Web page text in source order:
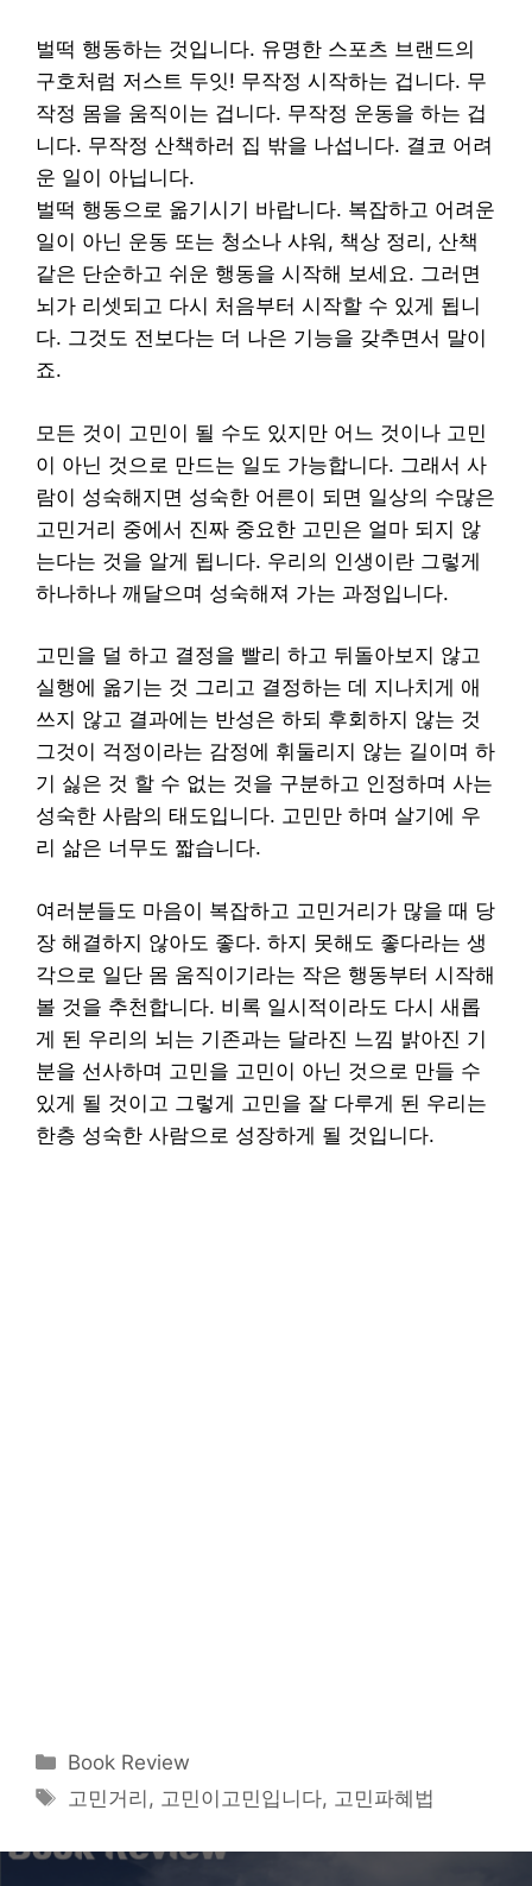
벌떡 행동하는 것입니다. 유명한 스포츠 브랜드의
구호처럼 저스트 두잇! 무작정 시작하는 겁니다. 무
작정 몸을 움직이는 겁니다. 무작정 운동을 하는 겁
니다. 무작정 산책하러 집 밖을 나섭니다. 결코 어려
운 일이 아닙니다.
벌떡 행동으로 옮기시기 바랍니다. 복잡하고 어려운
일이 아닌 운동 또는 청소나 샤워, 책상 정리, 산책
같은 단순하고 쉬운 행동을 시작해 보세요. 그러면
뇌가 리셋되고 다시 처음부터 시작할 수 있게 됩니
다. 그것도 전보다는 더 나은 기능을 갖추면서 말이
죠.
모든 것이 고민이 될 수도 있지만 어느 것이나 고민
이 아닌 것으로 만드는 일도 가능합니다. 그래서 사
람이 성숙해지면 성숙한 어른이 되면 일상의 수많은
고민거리 중에서 진짜 중요한 고민은 얼마 되지 않
는다는 것을 알게 됩니다. 우리의 인생이란 그렇게
하나하나 깨달으며 성숙해져 가는 과정입니다.
고민을 덜 하고 결정을 빨리 하고 뒤돌아보지 않고
실행에 옮기는 것 그리고 결정하는 데 지나치게 애
쓰지 않고 결과에는 반성은 하되 후회하지 않는 것
그것이 걱정이라는 감정에 휘둘리지 않는 길이며 하
기 싫은 것 할 수 없는 것을 구분하고 인정하며 사는
성숙한 사람의 태도입니다. 고민만 하며 살기에 우
리 삶은 너무도 짧습니다.
여러분들도 마음이 복잡하고 고민거리가 많을 때 당
장 해결하지 않아도 좋다. 하지 못해도 좋다라는 생
각으로 일단 몸 움직이기라는 작은 행동부터 시작해
볼 것을 추천합니다. 비록 일시적이라도 다시 새롭
게 된 우리의 뇌는 기존과는 달라진 느낌 밝아진 기
분을 선사하며 고민을 고민이 아닌 것으로 만들 수
있게 될 것이고 그렇게 고민을 잘 다루게 된 우리는
한층 성숙한 사람으로 성장하게 될 것입니다.
카
테
리
Book Review
태
고민거리 , 고민이고민입니다, 고민파혜법